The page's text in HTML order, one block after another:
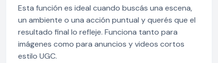
Esta función es ideal cuando buscás una escena,
un ambiente o una acción puntual y querés que el
resultado final lo refleje. Funciona tanto para
imágenes como para anuncios y videos cortos
estilo UGC.